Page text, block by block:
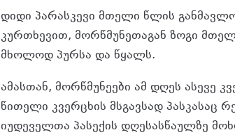
დიდი პარასკევი მთელი წლის
კურთხევით, მორწმუნეთაგან ზოგი
მხოლოდ პურსა და წყალს.
ამასთან, მორწმუნეები ამ დღეს ასევე
წითელი კვერცხის მსგავსად პასკასაც
იუდეველთა პასექის დღესასწაულზე